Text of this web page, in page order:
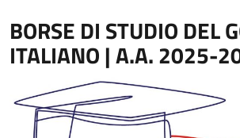
BORSE DI STUDIO DEL
ITALIANO | A.A. 2025-